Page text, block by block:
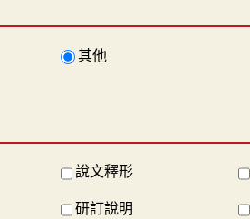
其他
說文釋形
研訂說明